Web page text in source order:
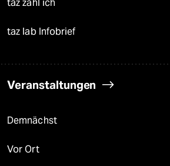
taz zahl ich
taz lab Infobrief
Veranstaltungen
Demnächst
Vor Ort